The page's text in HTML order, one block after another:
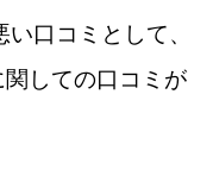
口コミとして、
関しての口コミが